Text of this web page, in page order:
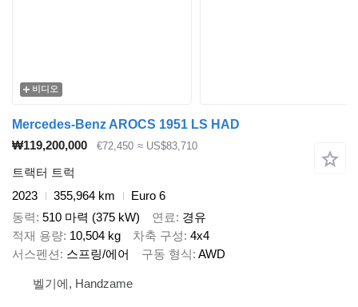
비디오
Mercedes-Benz AROCS 1951 LS HAD
₩119,200,000
€72,450 ≈ US$83,710
트랙터 트럭
2023
355,964 km
Euro 6
동력 510 마력 (375 kW) 연료
경유
적재 용량 10,504 kg 차축 구성 4x4
서스펜션
스프링/에어 구동 형식 AWD
벨기에, Handzame